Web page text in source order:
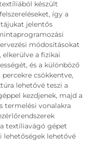
készült
így a
jelentős
módosításokat
a fizikai
és a különböző
csökkentve,
lehetővé teszi a
kezdjenek, majd a
termelési vonalakra
textíliavágó gépet
lehetőségek lehetővé